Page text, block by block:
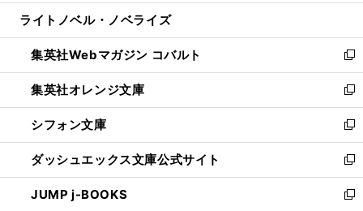
ウ
開
く
ン
ウ
で
開
く
ウ
ン
ド
ウ
で
開
く
し
ウ
ィ
ン
ド
ウ
で
開
く
ライトノベル・ノベライズ
集英社Webマガジン コバルト
新
し
い
ウ
ィ
ン
ド
ウ
で
集英社オレンジ文庫
新
し
い
ウ
ィ
ン
ド
シフォン文庫
新
し
い
ウ
ィ
ダッシュエックス文庫公式サイト
新
し
い
JUMP j-BOOKS
新